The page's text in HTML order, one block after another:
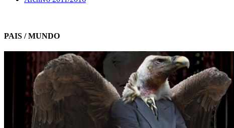
PAIS / MUNDO